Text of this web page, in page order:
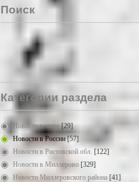
Поиск
Категории раздела
Новости в мире [29]
Новости в России [57]
Новости в Ростовской обл. [122]
Новости в Миллерово [329]
Новости Миллеровского района [41]